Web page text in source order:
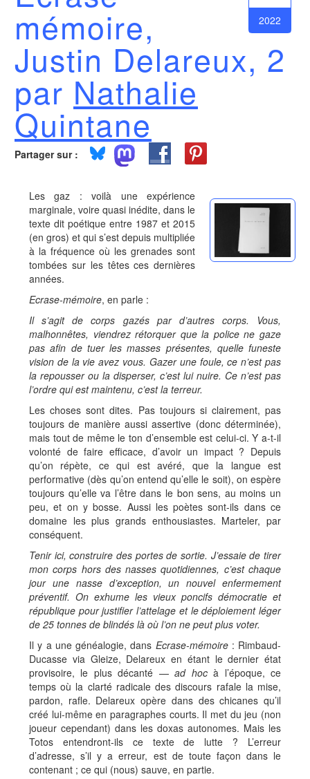
2022
mémoire,
Justin Delareux, 2
par Nathalie
Quintane
Partager sur :
Les gaz : voilà une expérience
marginale, voire quasi inédite, dans le
texte dit poétique entre 1987 et 2015
(en gros) et qui s’est depuis multipliée
à la fréquence où les grenades sont
tombées sur les têtes ces dernières
années.
Ecrase-mémoire, en parle :
Il s’agit de corps gazés par d’autres corps. Vous,
malhonnêtes, viendrez rétorquer que la police ne gaze
pas afin de tuer les masses présentes, quelle funeste
vision de la vie avez vous. Gazer une foule, ce n’est pas
la repousser ou la disperser, c’est lui nuire. Ce n’est pas
l’ordre qui est maintenu, c’est la terreur.
Les choses sont dites. Pas toujours si clairement, pas
toujours de manière aussi assertive (donc déterminée),
mais tout de même le ton d’ensemble est celui-ci. Y a-t-il
volonté de faire efficace, d’avoir un impact ? Depuis
qu’on répète, ce qui est avéré, que la langue est
performative (dès qu’on entend qu’elle le soit), on espère
toujours qu’elle va l’être dans le bon sens, au moins un
peu, et on y bosse. Aussi les poètes sont-ils dans ce
domaine les plus grands enthousiastes. Marteler, par
conséquent.
Tenir ici, construire des portes de sortie. J’essaie de tirer
mon corps hors des nasses quotidiennes, c’est chaque
jour une nasse d’exception, un nouvel enfermement
préventif. On exhume les vieux poncifs démocratie et
république pour justifier l’attelage et le déploiement léger
de 25 tonnes de blindés là où l’on ne peut plus voter.
Il y a une généalogie, dans Ecrase-mémoire: Rimbaud-
Ducasse via Gleize, Delareux en étant le dernier état
provisoire, le plus décanté —ad hocà l’époque, ce
temps où la clarté radicale des discours rafale la mise,
pardon, rafle. Delareux opère dans des chicanes qu’il
créé lui-même en paragraphes courts. Il met du jeu (non
joueur cependant) dans les doxas autonomes. Mais les
Totos entendront-ils ce texte de lutte ? L’erreur
d’adresse, s’il y a erreur, est de toute façon dans le
contenant ; ce qui (nous) sauve, en partie.